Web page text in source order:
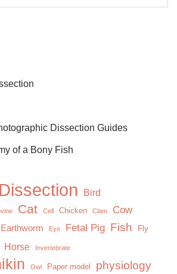
Dissection Guides
of a Bony Fish
Bird
Cat Cell Chicken Clam Cow
Earthworm Eye Fetal Pig Fish Fly
Horse Invertebrate
Owl Paper model physiology